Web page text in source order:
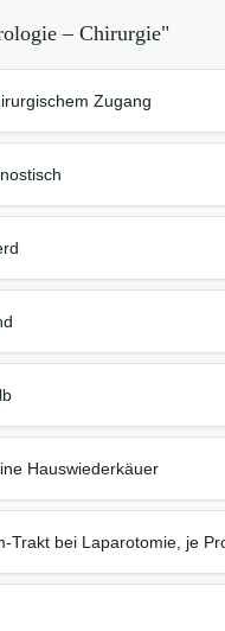
– Chirurgie"
Zugang
Hauswiederkäuer
Trakt bei Laparotomie, je